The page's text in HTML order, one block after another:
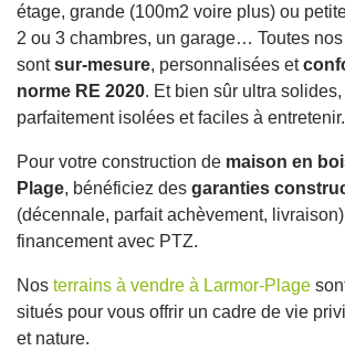
étage, grande (100m2 voire plus) ou
2 ou 3 chambres, un garage… Toutes
sontsur-mesure, personnalisées et
norme RE 2020. Et bien sûr ultra
parfaitement isolées et faciles à entretenir.
Pour votre construction de maison en
Plage, bénéficiez des garanties
(décennale, parfait achèvement,
financement avec PTZ.
Nos terrains à vendre à Larmor-Plage
situés pour vous offrir un cadre de vie
et nature.